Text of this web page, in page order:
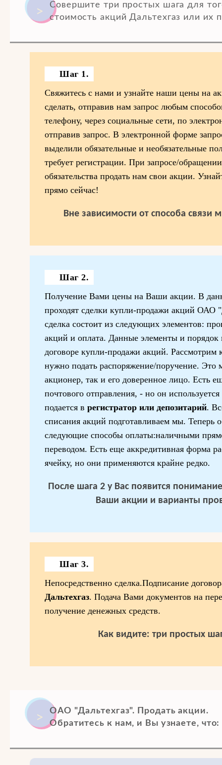
Совершите три простых шага для
стоимость акций Дальтехгаз или их
Шаг 1.
Свяжитесь с нами и узнайте наши цены на
сделать, отправив нам запрос любым
телефону, через социальные сети, по
отправив запрос. В электронной форме
выделили обязательные и необязательные
требует регистрации. При запросе/
обязательства продать нам свои акции.
прямо сейчас!
Вне зависимости от способа связи
Шаг 2.
Получение Вами цены на Ваши акции. В
проходят сделки купли-продажи акций ОАО
сделка состоит из следующих элементов:
акций и оплата. Данные элементы и
договоре купли-продажи акций. Рассмотрим
нужно подать распоряжение/поручение. Это
акционер, так и его доверенное лицо. Есть
почтового отправления, - но он
подается в регистратор или депозитарий.
списания акций подготавливаем мы. Теперь
следующие способы оплаты:наличными
переводом. Есть еще аккредитивная форма
ячейку, но они применяются крайне редко.
После шага 2 у Вас появится понимание
Ваши акции и варианты
Шаг 3.
Непосредственно сделка.Подписание
Дальтехгаз. Подача Вами документов на
получение денежных средств.
Как видите: три простых
ОАО "Дальтехгаз". Продать акции.
Обратитесь к нам, и Вы узнаете, что: